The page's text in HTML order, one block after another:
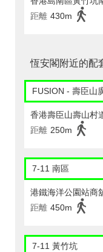
距離 430m
恆安閣附近的配
FUSION - 壽臣山
香港壽臣山壽山村
距離 250m
7-11 南區
港鐵海洋公園站商
距離 450m
7-11 黃竹坑